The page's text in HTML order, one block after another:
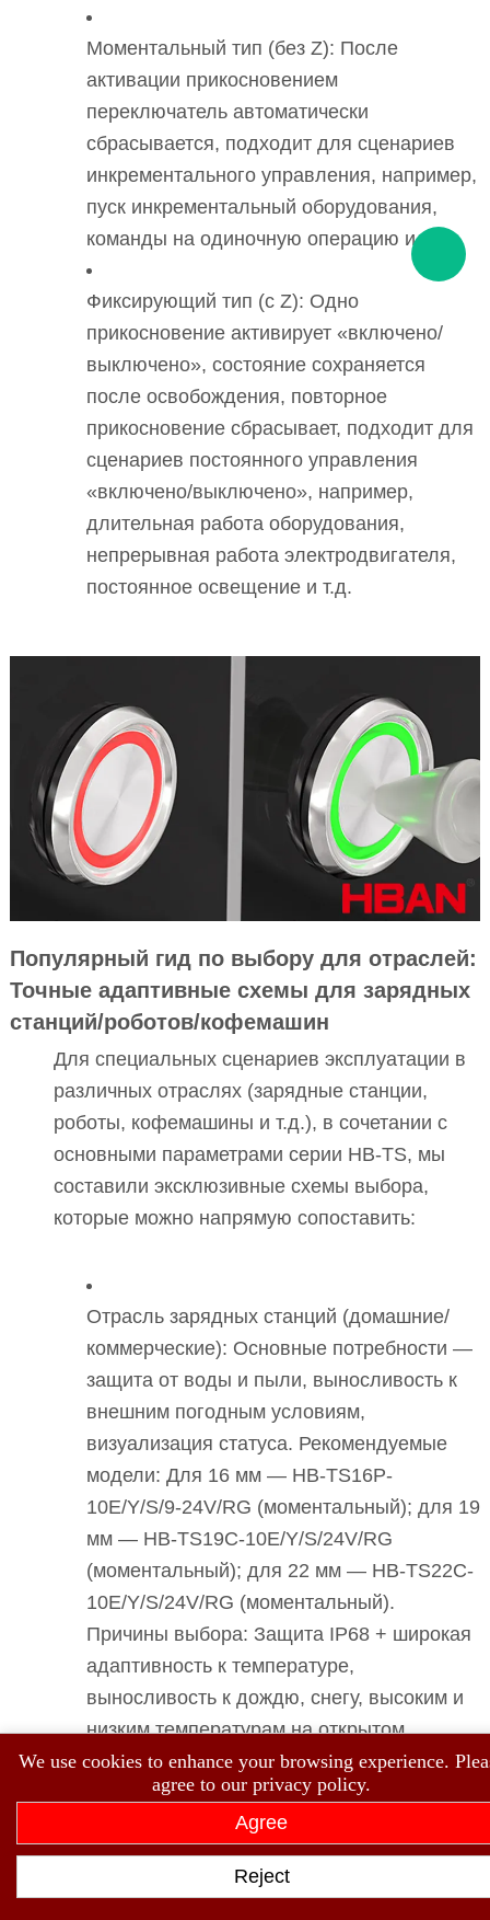
We use cookies to enhance your browsing experience.
agree to our privacy policy.
Agree
Reject
Моментальный тип (без Z): После
активации прикосновением
переключатель автоматически
сбрасывается, подходит для сценариев
инкрементального управления, например,
пуск инкрементальный оборудования,
команды на одиночную операцию и т.д.;
Фиксирующий тип (с Z): Одно
прикосновение активирует «включено/
выключено», состояние сохраняется
после освобождения, повторное
прикосновение сбрасывает, подходит для
сценариев постоянного управления
«включено/выключено», например,
длительная работа оборудования,
непрерывная работа электродвигателя,
постоянное освещение и т.д.
Популярный гид по выбору для отраслей:
Точные адаптивные схемы для зарядных
станций/роботов/кофемашин
Для специальных сценариев эксплуатации в
различных отраслях (зарядные станции,
роботы, кофемашины и т.д.), в сочетании с
основными параметрами серии HB-TS, мы
составили эксклюзивные схемы выбора,
которые можно напрямую сопоставить:
Отрасль зарядных станций (домашние/
коммерческие): Основные потребности —
защита от воды и пыли, выносливость к
внешним погодным условиям,
визуализация статуса. Рекомендуемые
модели: Для 16 мм — HB-TS16P-
10E/Y/S/9-24V/RG (моментальный); для 19
мм — HB-TS19C-10E/Y/S/24V/RG
(моментальный); для 22 мм — HB-TS22C-
10E/Y/S/24V/RG (моментальный).
Причины выбора: Защита IP68 + широкая
адаптивность к температуре,
выносливость к дождю, снегу, высоким и
низким температурам на открытом
воздухе; двухцветные светодиоды могут
ясно отображать «зарядка (зеленый)/
остановлено (красный)»; диаметр 16-22
мм охватывает потребности в монтаже
панелей от небольших домашних станций